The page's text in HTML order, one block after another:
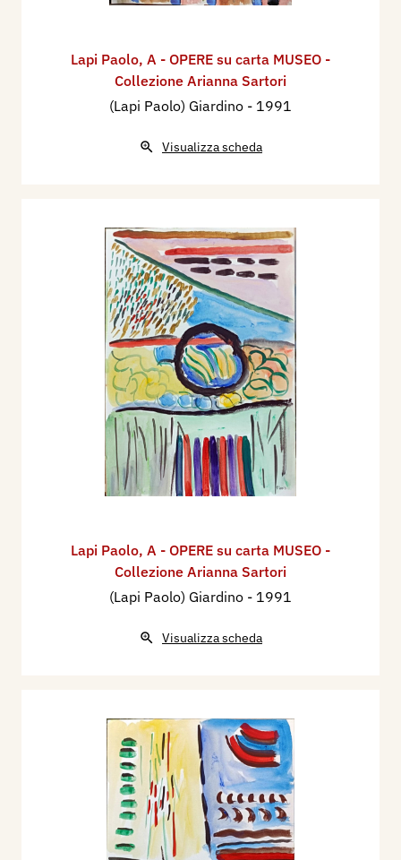
Lapi Paolo, A - OPERE su carta MUSEO -
Collezione Arianna Sartori
(Lapi Paolo) Giardino - 1991
Visualizza scheda
Lapi Paolo, A - OPERE su carta MUSEO -
Collezione Arianna Sartori
(Lapi Paolo) Giardino - 1991
Visualizza scheda